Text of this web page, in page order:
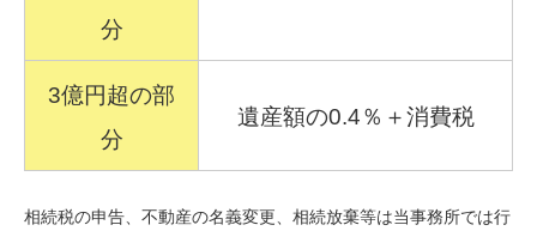
分
3億円超の部
分
遺産額の0.4％＋消費税
相続税の申告、不動産の名義変更、相続放棄等は当事務所では行